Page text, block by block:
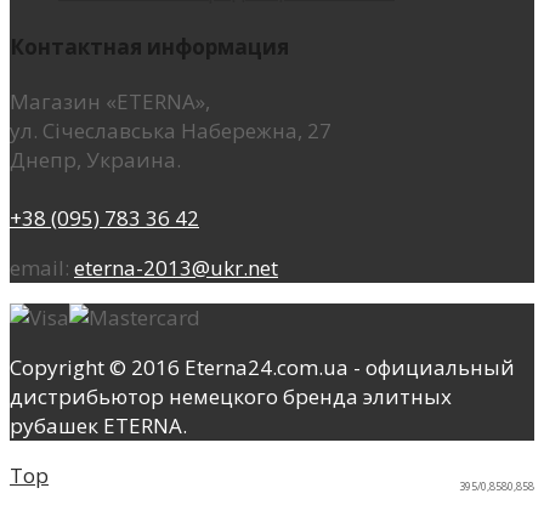
Контактная информация
Магазин «ETERNA»,
ул. Січеславська Набережна, 27
Днепр, Украина.
+38 (095) 783 36 42
email: eterna-2013@ukr.net
Copyright © 2016 Eterna24.com.ua - официальный
дистрибьютор немецкого бренда элитных
рубашек ETERNA.
395/0,8580,858
Top